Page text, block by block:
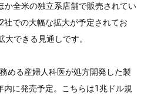
か全米の独立系店舗で販売されてい
社での大幅な拡大が予定されてお
大できる見通しです。
める産婦人科医が処方開発した製
に発売予定。こちらは1兆ドル規